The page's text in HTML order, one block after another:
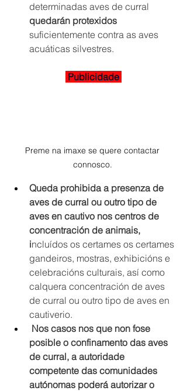
determinadas aves de curral
quedarán protexidos
suficientemente contra as aves
acuáticas silvestres.
Publicidade
Preme na imaxe se quere contactar
connosco.
Queda prohibida a presenza de
aves de curral ou outro tipo de
aves en cautivo nos centros de
concentración de animais,
incluídos os certames os certames
gandeiros, mostras, exhibicións e
celebracións culturais, así como
calquera concentración de aves
de curral ou outro tipo de aves en
cautiverio.
Nos casos nos que non fose
posible o confinamento das aves
de curral, a autoridade
competente das comunidades
autónomas poderá autorizar o